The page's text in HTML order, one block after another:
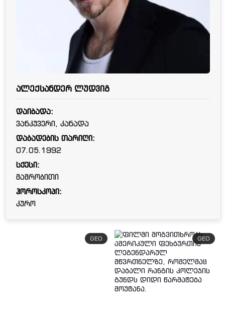
ალექსანდერ ლუდვიგ
დაიბადა:
ვანკუვერი, კანადა
დაბადების თარიღი:
07.05.1992
სქესი:
მამრობითი
ჰოროსკოპი:
კურო
GEO GEO